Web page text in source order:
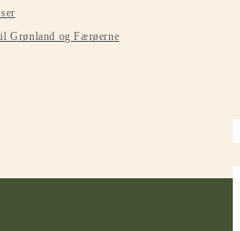
Grønland og Færøerne